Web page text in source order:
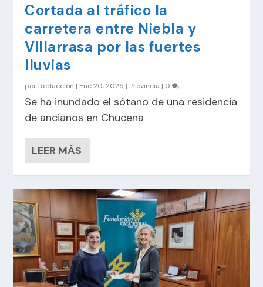
Cortada al tráfico la
carretera entre Niebla y
Villarrasa por las fuertes
lluvias
por Redacción | Ene 20, 2025 | Provincia | 0
Se ha inundado el sótano de una residencia
de ancianos en Chucena
LEER MÁS